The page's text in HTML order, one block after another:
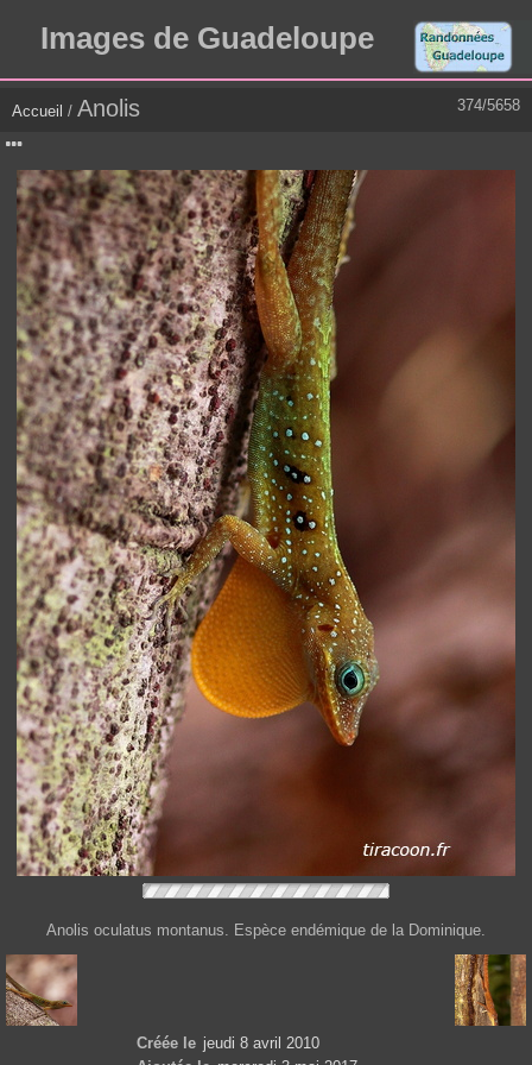
Images de Guadeloupe
374/5658
Accueil / Anolis
Anolis oculatus montanus. Espèce endémique de la Dominique.
Créée le jeudi 8 avril 2010